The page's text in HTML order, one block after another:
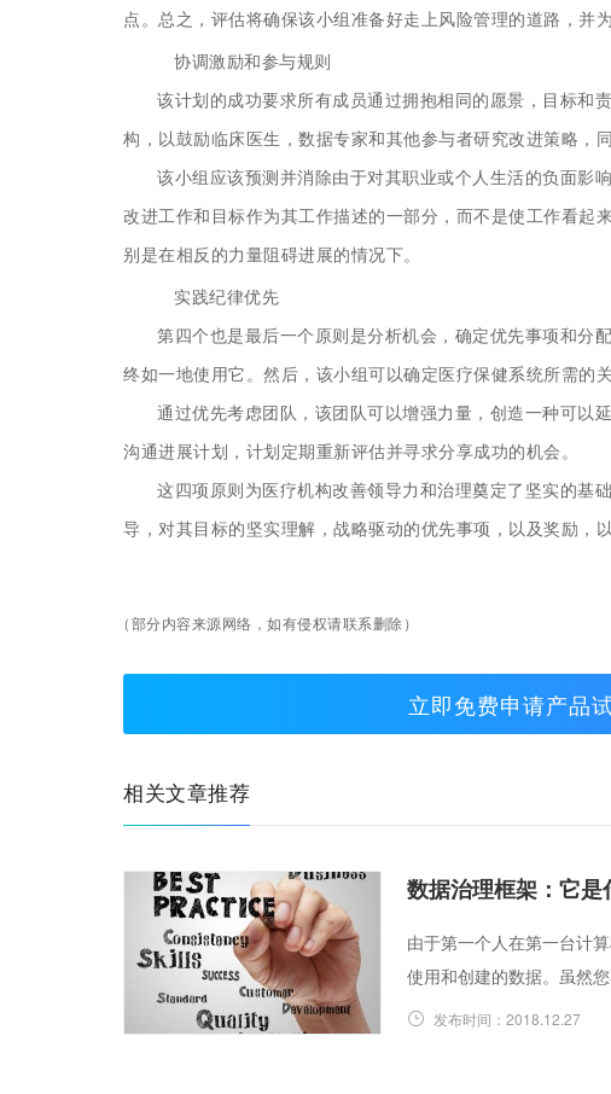
点。总之，评估将确保该小组准备好走上风险管理的道路，并
协调激励和参与规则
该计划的成功要求所有成员通过拥抱相同的愿景，目标和
构，以鼓励临床医生，数据专家和其他参与者研究改进策略，
该小组应该预测并消除由于对其职业或个人生活的负面影
改进工作和目标作为其工作描述的一部分，而不是使工作看起
别是在相反的力量阻碍进展的情况下。
实践纪律优先
第四个也是最后一个原则是分析机会， 确定优先事项和分
终如一地使用它。然后，该小组可以确定医疗保健系统所需的
通过优先考虑团队，该团队可以增强力量，创造一种可以
沟通进展计划，计划定期重新评估并寻求分享成功的机会。
这四项原则为医疗机构改善领导力和治理奠定了坚实的基
导，对其目标的坚实理解，战略驱动的优先事项，以及奖励，
（部分内容来源网络，如有侵权请联系删除）
立即免费申请产品
相关文章推荐
数据治理框架：它是
由于第一个人在第一台计
使用和创建的数据。虽然
发布时间： 2018.12.27